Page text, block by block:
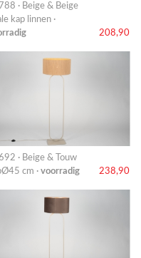
· Beige & Beige
kap linnen ·
208,90
· Beige & Touw
cm · voorradig 238,90